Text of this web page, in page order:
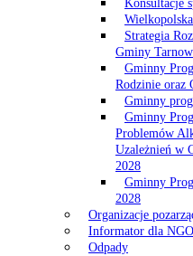
Konsultacje
Strategia
Gminy
Gminny
Rodzinie oraz
Gminny
Gminny
Problemów
Uzależnień w
2028
Gminny
2028
Organizacje
Informator dla NGO
Odpady